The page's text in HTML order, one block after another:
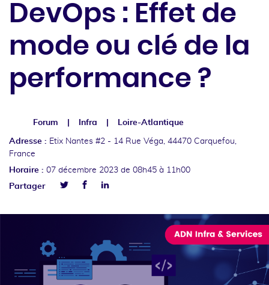
DevOps : Effet de
mode ou clé de la
performance ?
Forum Infra Loire-Atlantique
Adresse : Etix Nantes #2 - 14 Rue Véga, 44470 Carquefou,
France
Horaire : 07 décembre 2023 de 08h45 à 11h00
Partager
FacebookLinkedin